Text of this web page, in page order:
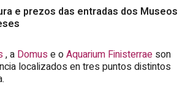
e prezos das entradas dos Museos
, a Domus e oAquarium Finisterrae son
localizados en tres puntos distintos